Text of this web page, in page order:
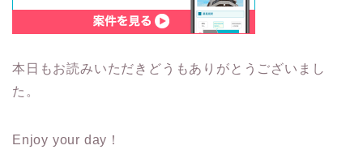
本日もお読みいただきどうもありがとうございまし
た。
Enjoy your day！